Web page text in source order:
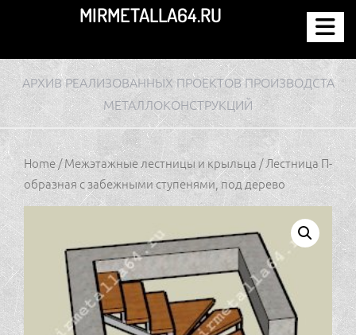
содержимому
MIRMETALLA64.RU
АРХИВ РЕАЛИЗОВАННЫХ ПРОЕКТОВ ПРОИЗВОДСТА
МЕТАЛЛОКОНСТРУКЦИЙ
Home/Межэтажные лестницы и крыльца / Лестница П-
образная с забежными ступенями, под дерево